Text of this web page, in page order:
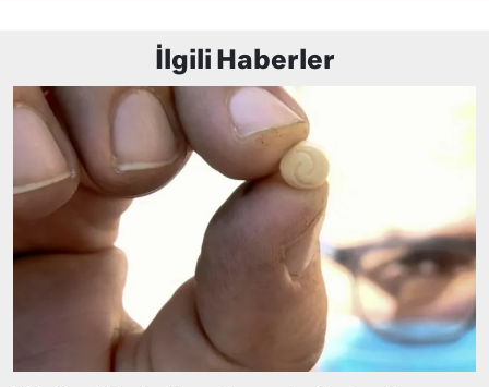
İlgili Haberler